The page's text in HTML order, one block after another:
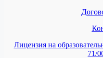
Лицензия на
71/